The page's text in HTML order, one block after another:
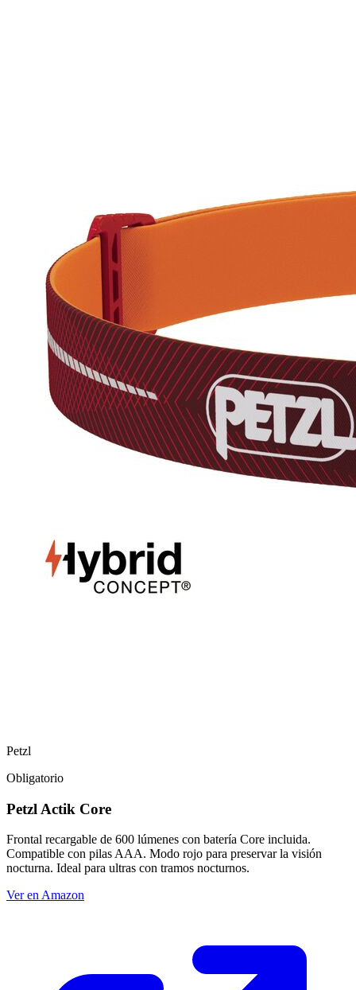
Petzl
Obligatorio
Petzl Actik Core
Frontal recargable de 600 lúmenes con batería Core incluida.
Compatible con pilas AAA. Modo rojo para preservar la visión
nocturna. Ideal para ultras con tramos nocturnos.
Ver en Amazon